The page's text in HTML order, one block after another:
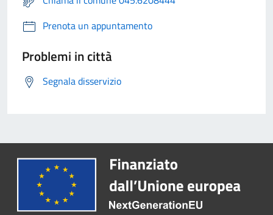
Prenota un appuntamento
Problemi in città
Segnala disservizio